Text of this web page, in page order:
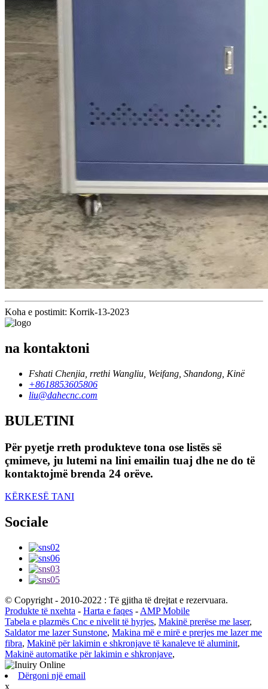
Koha e postimit: Korrik-13-2023
na kontaktoni
Fshati Chenjia, rrethi Wangliu, Weifang, Shandong, Kinë
+8618853605806
liu@dahecnc.com
BULETINI
Për pyetje rreth produkteve tona ose listës së
çmimeve, ju lutemi na lini emailin tuaj dhe ne do të
kontaktojmë brenda 24 orëve.
KËRKESË TANI
Sociale
© Copyright - 2010-2022 : Të gjitha të drejtat e rezervuara.
Produkte të nxehta - Harta e faqes - AMP Mobile
Tabela e plazmës Cnc e nivelit të hyrjes, Makinë prerëse me laser,
Saldator me lazer Sunstone, Makina më e mirë e prerjes me lazer me
fibra, Makinë për lakimin e shkronjave të kanaleve të aluminit,
Makinë automatike për lakimin e shkronjave,
Dërgoni një email
x